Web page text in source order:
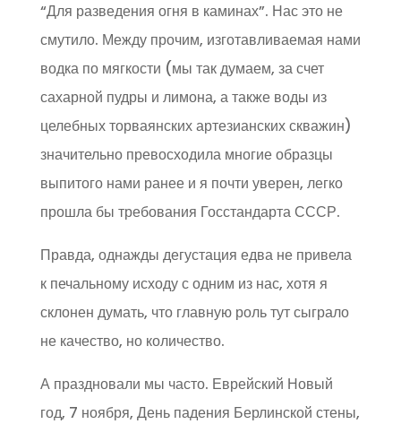
“Для разведения огня в каминах”. Нас это не
смутило. Между прочим, изготавливаемая нами
водка по мягкости (мы так думаем, за счет
сахарной пудры и лимона, а также воды из
целебных торваянских артезианских скважин)
значительно превосходила многие образцы
выпитого нами ранее и я почти уверен, легко
прошла бы требования Госстандарта СССР.
Правда, однажды дегустация едва не привела
к печальному исходу с одним из нас, хотя я
склонен думать, что главную роль тут сыграло
не качество, но количество.
А праздновали мы часто. Еврейский Новый
год, 7 ноября, День падения Берлинской стены,